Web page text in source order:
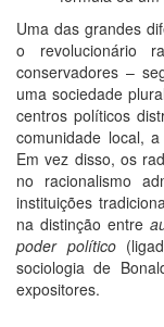
Uma das grandes
o revolucionário
conservadores –
uma sociedade
centros políticos
comunidade local,
Em vez disso, os
no racionalismo
instituições
na distinção entre
poder político
sociologia de
expositores.